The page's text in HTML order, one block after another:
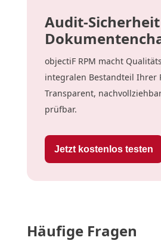
Audit-
objectiF RPM macht
integralen Bestandteil Ihrer
Transparent,
prüfbar.
Jetzt kostenlos testen
Häufige Fragen